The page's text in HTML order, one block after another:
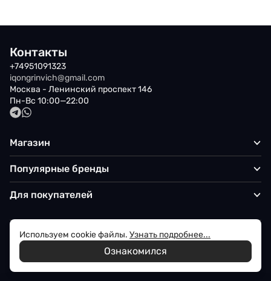
Контакты
+74951091323
iqongrinvich@gmail.com
Москва - Ленинский проспект 146
Пн-Вс 10:00—22:00
Магазин
Популярные бренды
Для покупателей
© 2026 Iqon - Магазин вашего стиля
Политика обработки персональных данных
Используем cookie файлы. Узнать подробнее...
Ознакомился